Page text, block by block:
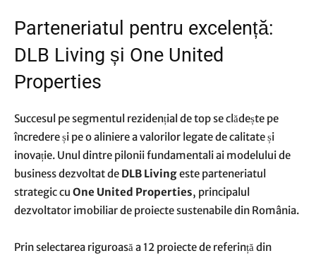
Parteneriatul pentru excelență:
DLB Living și One United
Properties
Succesul pe segmentul rezidențial de top se clădește pe
încredere și pe o aliniere a valorilor legate de calitate și
inovație. Unul dintre pilonii fundamentali ai modelului de
business dezvoltat de DLB Livingeste parteneriatul
strategic cu One United Properties, principalul
dezvoltator imobiliar de proiecte sustenabile din România.
Prin selectarea riguroasă a 12 proiecte de referință din